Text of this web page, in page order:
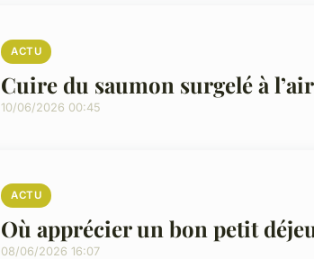
ACTU
Cuire du saumon surgelé à
10/06/2026 00:45
ACTU
Où apprécier un bon petit
08/06/2026 16:07